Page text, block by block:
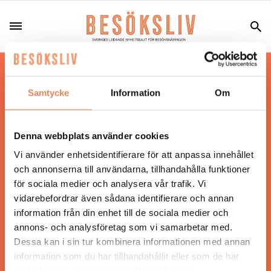
Samtycke Information Om
Denna webbplats använder cookies
Vi använder enhetsidentifierare för att anpassa innehållet
och annonserna till användarna, tillhandahålla funktioner
för sociala medier och analysera vår trafik. Vi
vidarebefordrar även sådana identifierare och annan
information från din enhet till de sociala medier och
annons- och analysföretag som vi samarbetar med.
Dessa kan i sin tur kombinera informationen med annan
information som du har tillhandahållit eller som de har
Hos oss läser du landets mest uppdaterade
nyheter och snackisar inom besöksnäringen.
Besöksliv i sin tryckta form är ett affärsmagasin
Tidningen ges ut avVisita
ANSVARIG UTGIVARE
Jonas Siljhammar
UPPHOVSRÄTT